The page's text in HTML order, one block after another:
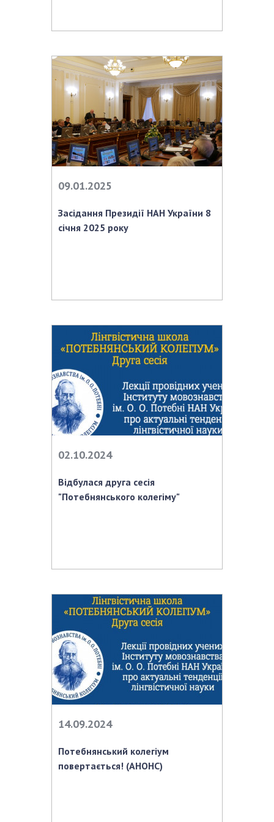
ЗАСІДАННЯ ПРЕЗИДІЇ НАН УКРАЇНИ
НАУКОВІ ВИДАННЯ
МЕДІА ПРО НАС
АКАДЕМІЯ КОМЕНТУЄ
КОНТАКТИ
ПРОФСПІЛКА НАН УКРАЇНИ
КАБІНЕТ09.01.2025
Засідання Президії НАН України 8
січня 2025 року
02.10.2024
Відбулася друга сесія
"Потебнянського колегіму"
14.09.2024
Потебнянський колегіум
повертається! (АНОНС)